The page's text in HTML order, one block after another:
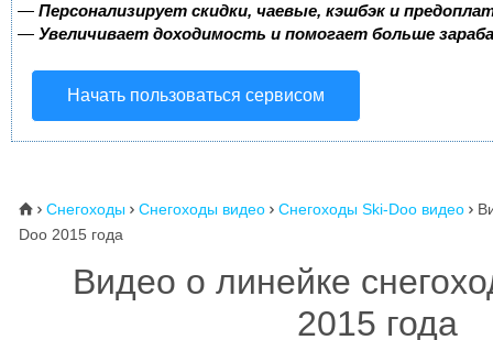
— Персонализирует скидки, чаевые, кэшбэк и
— Увеличивает доходимость и помогает больше
Начать пользоваться сервисом
⌂  Снегоходы  Снегоходы видео  Снегоходы Ski-Doo видео 
Doo 2015 года
Видео о линейке
2015 года